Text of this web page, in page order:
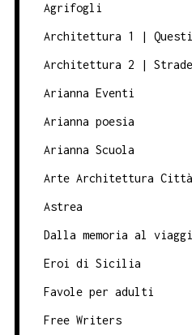
Agrifogli
Architettura 1 |
Architettura 2 |
Arianna Eventi
Arianna poesia
Arianna Scuola
Arte Architettura
Astrea
Dalla memoria al
Eroi di Sicilia
Favole per adulti
Free Writers